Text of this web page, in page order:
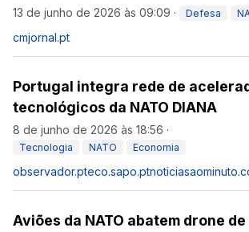
13 de junho de 2026 às 09:09 · Defesa
cmjornal.pt
Portugal integra rede de
tecnológicos da NATO DIANA
8 de junho de 2026 às 18:56 ·
Tecnologia NATO Economia
observador.pteco.sapo.pt
Aviões da NATO abatem drone